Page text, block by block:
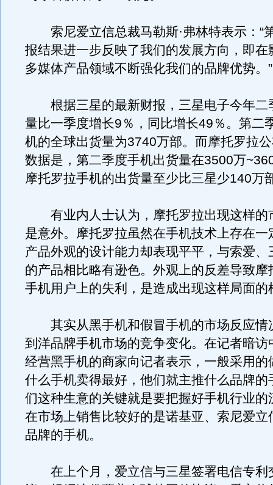
索尼爱立信总裁马勒斯·弗林特表示：“
报结果进一步反映了我们的发展方向，即在
多媒体产品领域不断强化我们的品牌优势。”
根据三星的最新财报，三星电子今年二
量比一季度增长9％，同比增长49％。第二
机的全球出货量为3740万部。而摩托罗拉
数据是，第二季度手机出货量在3500万
摩托罗拉手机的出货量至少比三星少140万
有业内人士认为，摩托罗拉出现这样的
是意外。摩托罗拉虽然在手机技术上存在一
产品外观的设计能力却表现平平，与索爱、
的产品相比略有逊色。外观上的反差导致摩
手机用户上的失利，是造成出现这样局面的
其实从黑手机和假冒手机的市场反应情
到洋品牌手机市场的竞争变化。在记者暗访
经营黑手机的商家向记者表示，一般采用的
什么手机卖得最好，他们就主推什么品牌的
们这种生意的关键就是要把握好手机行业的
在市场上销售比较好的是诺基亚、索尼爱立
品牌的手机。
在上个月，爱立信与三星签署电信专利